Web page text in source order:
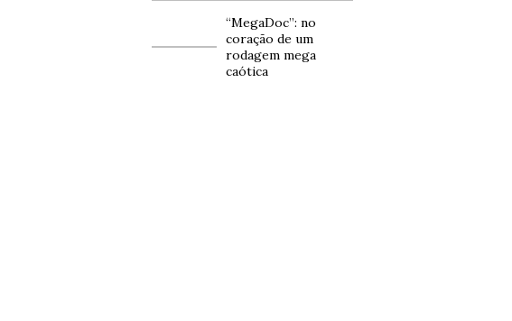
“MegaDoc”: no
coração de um
rodagem mega
caótica